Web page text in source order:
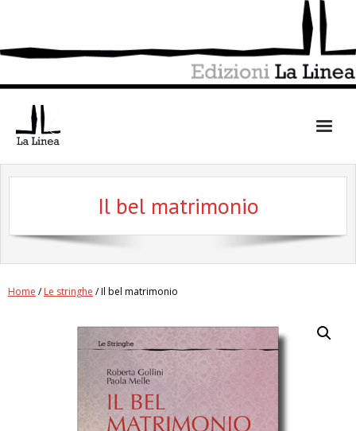
Il bel matrimonio
Home /Le stringhe / Il bel matrimonio